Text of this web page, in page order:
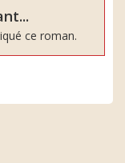
ce roman.